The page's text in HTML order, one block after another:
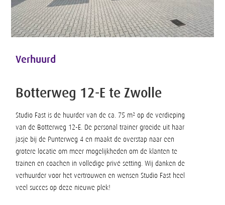
Verhuurd
Botterweg 12-E te Zwolle
Studio Fast is de huurder van de ca. 75 m² op de verdieping
van de Botterweg 12-E. De personal trainer groeide uit haar
jasje bij de Punterweg 4 en maakt de overstap naar een
grotere locatie om meer mogelijkheden om de klanten te
trainen en coachen in volledige privé setting. Wij danken de
verhuurder voor het vertrouwen en wensen Studio Fast heel
veel succes op deze nieuwe plek!